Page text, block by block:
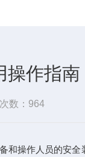
操作指
数：964
和操作人员的安